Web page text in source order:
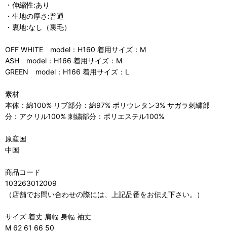
・伸縮性:あり
・生地の厚さ:普通
・裏地:なし（裏毛）
OFF WHITE model：H160 着用サイズ：M
ASH model：H166 着用サイズ：M
GREEN model：H166 着用サイズ：L
素材
本体：綿100% リブ部分：綿97% ポリウレタン3% サガラ刺繍部
分：アクリル100% 刺繍部分：ポリエステル100%
原産国
中国
商品コード
103263012009
（店舗でお問い合わせの際には、上記品番をお伝え下さい。）
サイズ 着丈 肩幅 身幅 袖丈
M 62 61 66 50